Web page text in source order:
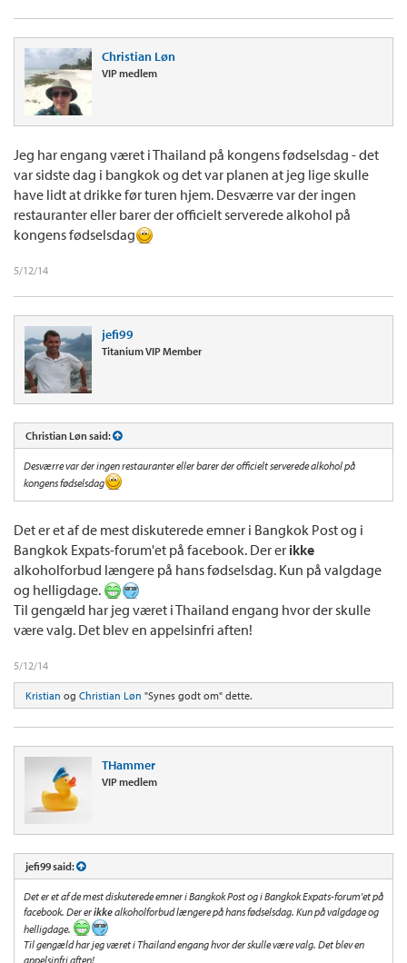
Christian Løn
VIP medlem
Jeg har engang været i Thailand på kongens fødselsdag - det
var sidste dag i bangkok og det var planen at jeg lige skulle
have lidt at drikke før turen hjem. Desværre var der ingen
restauranter eller barer der officielt serverede alkohol på
kongens fødselsdag
5/12/14
jefi99
Titanium VIP Member
Christian Løn said:
Desværre var der ingen restauranter eller barer der officielt serverede alkohol på
kongens fødselsdag
Det er et af de mest diskuterede emner i Bangkok Post og i
Bangkok Expats-forum'et på facebook. Der er ikke
alkoholforbud længere på hans fødselsdag. Kun på valgdage
og helligdage.
Til gengæld har jeg været i Thailand engang hvor der skulle
være valg. Det blev en appelsinfri aften!
5/12/14
Kristian og Christian Løn "Synes godt om" dette.
THammer
VIP medlem
jefi99 said:
Det er et af de mest diskuterede emner i Bangkok Post og i Bangkok Expats-forum'et på
facebook. Der erikkealkoholforbud længere på hans fødselsdag. Kun på valgdage og
helligdage.
Til gengæld har jeg været i Thailand engang hvor der skulle være valg. Det blev en
appelsinfri aften!